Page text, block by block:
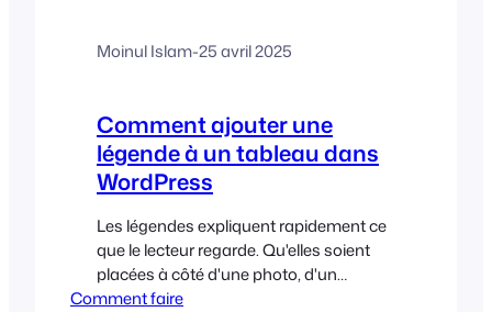
Moinul Islam-25 avril 2025
Comment ajouter une
légende à un tableau dans
WordPress
Les légendes expliquent rapidement ce
que le lecteur regarde. Qu'elles soient
placées à côté d'une photo, d'un
tableau ou d'un graphique, elles évitent
Comment faire